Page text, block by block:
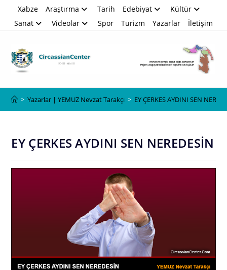
Xabze Araştırma Tarih Edebiyat
Kültür
Sanat
Videolar Spor Turizm Yazarlar İletişim
> Yazarlar | YEMUZ Nevzat Tarakçı > EY ÇERKES AYDINI SEN
EY ÇERKES AYDINI SEN NEREDESİN